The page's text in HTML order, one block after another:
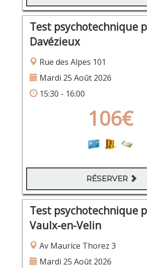
Test psychotechnique
Davézieux
Rue des Alpes 101
Mardi 25 Août 2026
15:30 - 16:00
106€
RÉSERVER
Test psychotechnique
Vaulx-en-Velin
Av Maurice Thorez 3
Mardi 25 Août 2026